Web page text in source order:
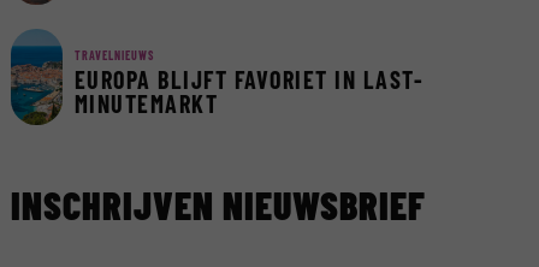
TRAVELNIEUWS
EUROPA BLIJFT FAVORIET IN LAST-
MINUTEMARKT
INSCHRIJVEN NIEUWSBRIEF